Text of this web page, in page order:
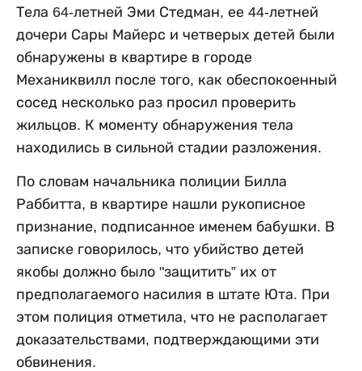
Тела 64-летней Эми Стедман, ее 44-летней
дочери Сары Майерс и четверых детей были
обнаружены в квартире в городе
Механиквилл после того, как обеспокоенный
сосед несколько раз просил проверить
жильцов. К моменту обнаружения тела
находились в сильной стадии разложения.
По словам начальника полиции Билла
Раббитта, в квартире нашли рукописное
признание, подписанное именем бабушки. В
записке говорилось, что убийство детей
якобы должно было "защитить” их от
предполагаемого насилия в штате Юта. При
этом полиция отметила, что не располагает
доказательствами, подтверждающими эти
обвинения.